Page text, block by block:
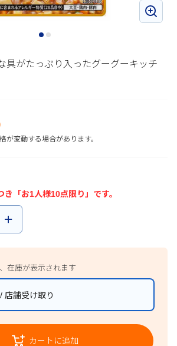
具がたっぷり入ったグーグーキッチ
が変動する場合があります。
き「お1人様10点限り」です。
在庫が表示されます
店舗受け取り
カートに追加